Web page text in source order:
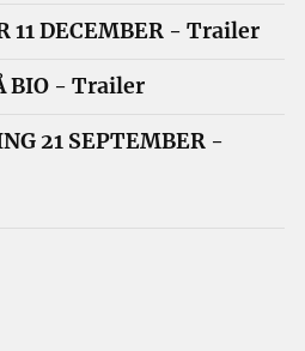
11 DECEMBER - Trailer
BIO - Trailer
21 SEPTEMBER -